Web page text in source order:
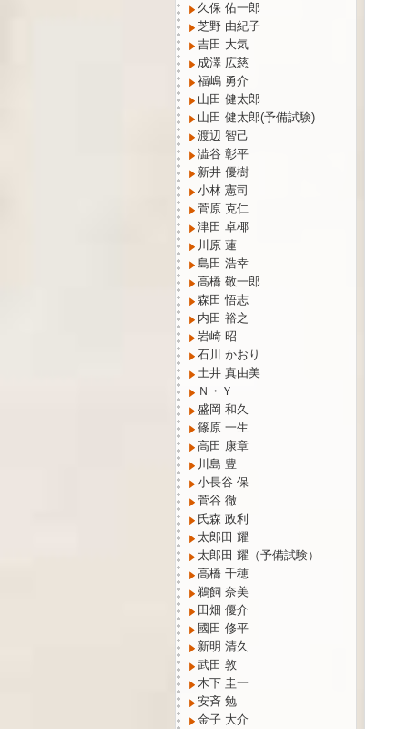
久保 佑一郎
芝野 由紀子
吉田 大気
成澤 広慈
福嶋 勇介
山田 健太郎
山田 健太郎(予備試験)
渡辺 智己
澁谷 彰平
新井 優樹
小林 憲司
菅原 克仁
津田 卓椰
川原 蓮
島田 浩幸
高橋 敬一郎
森田 悟志
内田 裕之
岩崎 昭
石川 かおり
土井 真由美
Ｎ・Ｙ
盛岡 和久
篠原 一生
高田 康章
川島 豊
小長谷 保
菅谷 徹
氏森 政利
太郎田 耀
太郎田 耀（予備試験）
高橋 千穂
鵜飼 奈美
田畑 優介
國田 修平
新明 清久
武田 敦
木下 圭一
安斉 勉
金子 大介